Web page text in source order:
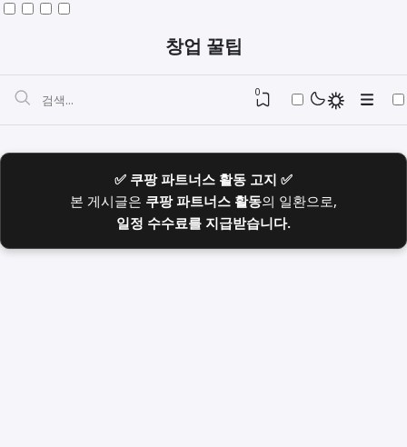
창업 꿀팁
0
✅ 쿠팡 파트너스 활동 고지 ✅
본 게시글은 쿠팡 파트너스 활동의 일환으로,
일정 수수료를 지급받습니다.